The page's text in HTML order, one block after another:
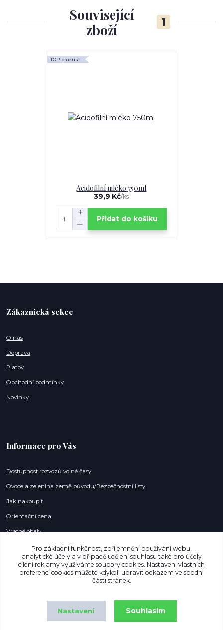
Související
zboží
1
TOP produkt
Acidofilní mléko 750ml
39,9 Kč/ks
Přidat do košíku
Zákaznická sekce
O nás
Doprava
Platby
Obchodní podmínky
Novinky
Informace pro Vás
Dostupnost rozvozů volné časy
Ovoce a zelenina země původu/Bezpečnostní listy
Jak nakoupit
Orientační cena
Vratné obaly
Pracovní pozice
Kontakty
+420 608 886 135 (Po,So - 07-18h)
Pro základní funkčnost, zpříjemnění používání webu,
analytické účely a v případě udělení souhlasu také pro účely
cílení reklamy využíváme soubory cookies. Nastavení vlastních
preferencí cookies můžete kdykoli upravit odkazem ve spodní
části stránek.
Nastavení Souhlasím